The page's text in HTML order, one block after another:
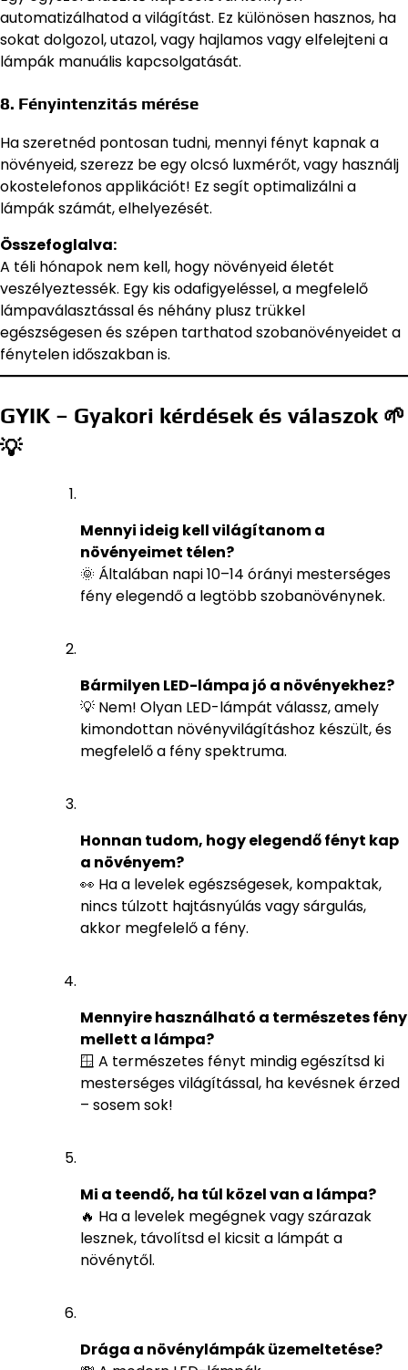
automatizálhatod a világítást. Ez különösen hasznos, ha
sokat dolgozol, utazol, vagy hajlamos vagy elfelejteni a
lámpák manuális kapcsolgatását.
8. Fényintenzitás mérése
Ha szeretnéd pontosan tudni, mennyi fényt kapnak a
növényeid, szerezz be egy olcsó luxmérőt, vagy használj
okostelefonos applikációt! Ez segít optimalizálni a
lámpák számát, elhelyezését.
Összefoglalva:
A téli hónapok nem kell, hogy növényeid életét
veszélyeztessék. Egy kis odafigyeléssel, a megfelelő
lámpaválasztással és néhány plusz trükkel
egészségesen és szépen tarthatod szobanövényeidet a
fénytelen időszakban is.
GYIK – Gyakori kérdések és válaszok 🌱
💡
Mennyi ideig kell világítanom a
növényeimet télen?
🌞 Általában napi 10–14 órányi mesterséges
fény elegendő a legtöbb szobanövénynek.
Bármilyen LED-lámpa jó a növényekhez?
💡 Nem! Olyan LED-lámpát válassz, amely
kimondottan növényvilágításhoz készült, és
megfelelő a fény spektruma.
Honnan tudom, hogy elegendő fényt kap
a növényem?
👀 Ha a levelek egészségesek, kompaktak,
nincs túlzott hajtásnyúlás vagy sárgulás,
akkor megfelelő a fény.
Mennyire használható a természetes fény
mellett a lámpa?
🪟 A természetes fényt mindig egészítsd ki
mesterséges világítással, ha kevésnek érzed
– sosem sok!
Mi a teendő, ha túl közel van a lámpa?
🔥 Ha a levelek megégnek vagy szárazak
lesznek, távolítsd el kicsit a lámpát a
növénytől.
Drága a növénylámpák üzemeltetése?